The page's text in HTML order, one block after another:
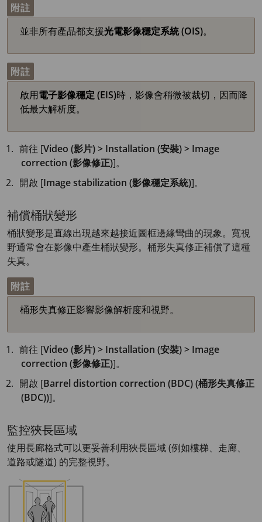
附註
並非所有產品都支援光電影像穩定系統 (OIS)。
附註
啟用電子影像穩定 (EIS)時，影像會稍微被裁切，因而降
低最大解析度。
前往 [Video (影片) > Installation (安裝) > Image
correction (影像修正)]。
開啟 [Image stabilization (影像穩定系統)]。
補償桶狀變形
桶狀變形是直線出現越來越接近圖框邊緣彎曲的現象。寬視
野通常會在影像中產生桶狀變形。桶形失真修正補償了這種
失真。
附註
桶形失真修正影響影像解析度和視野。
前往 [Video (影片) > Installation (安裝) > Image
correction (影像修正)]。
開啟 [Barrel distortion correction (BDC) (桶形失真修正
(BDC))]。
監控狹長區域
使用長廊格式可以更妥善利用狹長區域 (例如樓梯、走廊、
道路或隧道) 的完整視野。